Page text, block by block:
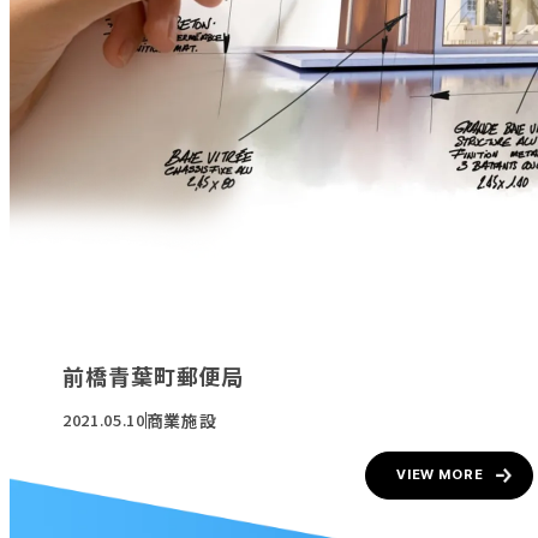
前橋青葉町郵便局
2021.05.10商業施設
VIEW MORE